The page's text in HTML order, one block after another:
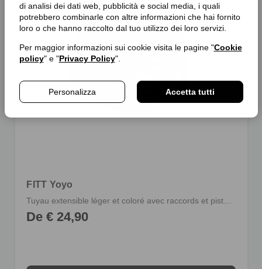
di analisi dei dati web, pubblicità e social media, i quali
potrebbero combinarle con altre informazioni che hai fornito
loro o che hanno raccolto dal tuo utilizzo dei loro servizi.
Per maggior informazioni sui cookie visita le pagine "Cookie
policy" e "Privacy Policy".
Personalizza Accetta tutti
FITT Yoyo
De € 24,90